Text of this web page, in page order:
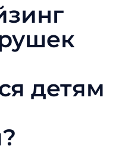
детям